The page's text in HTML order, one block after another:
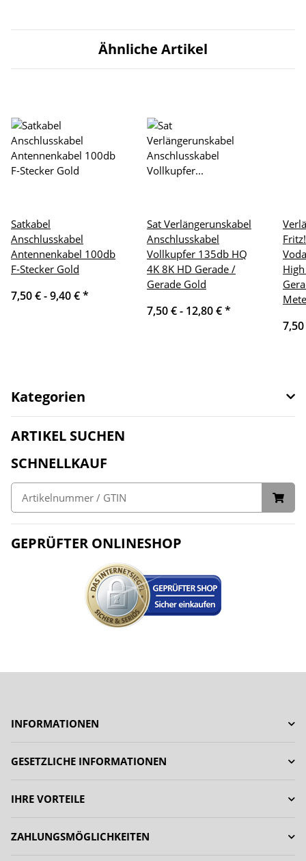
Ähnliche Artikel
Satkabel
Anschlusskabel
Antennenkabel 100db
F-Stecker Gold
7,50 € -9,40 €*
Sat Verlängerunskabel
Anschlusskabel
Vollkupfer 135db HQ
4K 8K HD Gerade /
Gerade Gold
7,50 € - 12,80 €*
Kategorien
ARTIKEL SUCHEN
SCHNELLKAUF
GEPRÜFTER ONLINESHOP
INFORMATIONEN
GESETZLICHE INFORMATIONEN
IHRE VORTEILE
ZAHLUNGSMÖGLICHKEITEN